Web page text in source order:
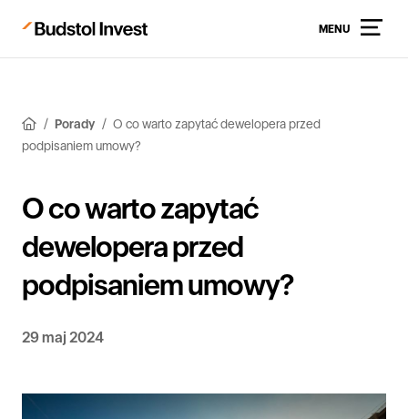
MENU
Porady
O co warto zapytać dewelopera przed
podpisaniem umowy?
O co warto zapytać
dewelopera przed
podpisaniem umowy?
29 maj 2024